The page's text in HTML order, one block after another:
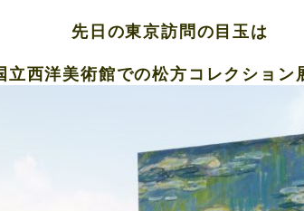
先日の東京訪問の目玉は
立西洋美術館での松方コレクション